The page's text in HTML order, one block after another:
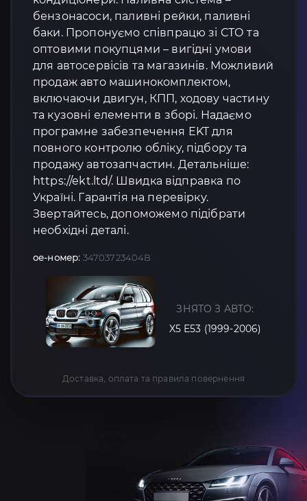
бензонасоси, паливні рейки, паливні
баки. Пропонуємо співпрацю зі СТО та
оптовими покупцями – вигідні умови
для автосервісів та магазинів. Можливий
продаж авто машинокомплектом,
включаючи двигун, КПП, ходову частину
та кузовні елементи в зборі. Надаємо
програмне забезпечення EKT для
повного контролю обліку, підбору та
продажу автозапчастин. Детальніше:
https://ekt.ltd/. Швидка відправка по
Україні. Гарантія на перевірку.
Звертайтесь, допоможемо підібрати
необхідні деталі.
oe-номер: 34703723404B
ЗНЯТО З АВТО:
X5 E53 (1999-2006)
Доставка, оплата та правила повернення